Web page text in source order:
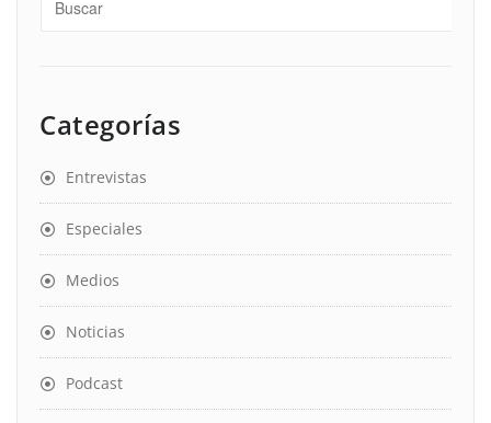
Categorías
Entrevistas
Especiales
Medios
Noticias
Podcast